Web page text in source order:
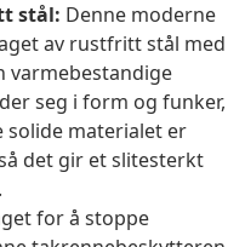
stål: Denne moderne
av rustfritt stål med
varmebestandige
seg i form og funker,
solide materialet er
det gir et slitesterkt
for å stoppe